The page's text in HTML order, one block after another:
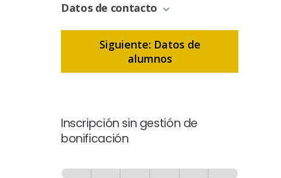
Datos de contacto
Siguiente: Datos de
alumnos
Inscripción sin gestión de
bonificación